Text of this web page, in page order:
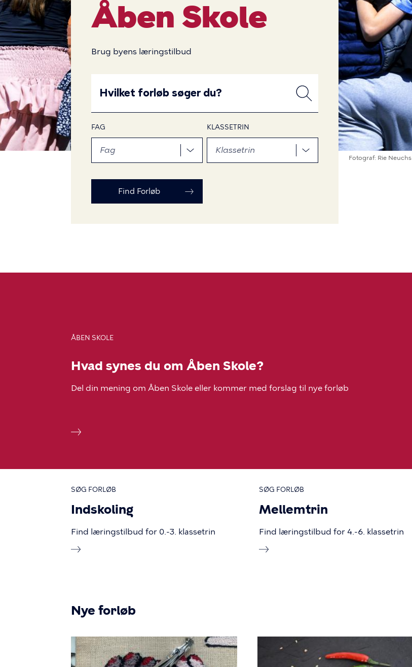
i
d
e
Fotograf Rie Neuchs
Åben Skole
Brug byens læringstilbud
skal
trykke
for
tryk
EFTER
FAG KLASSETRIN
ÅBEN SKOLE
Hvad synes du om Åben Skole?
Del din mening om Åben Skole eller kommer med forslag til nye forløb
SØG FORLØB
Indskoling
Find læringstilbud for 0.-3. klassetrin
SØG FORLØB
Mellemtrin
Find læringstilbud for 4.-6. klassetrin
Nye forløb